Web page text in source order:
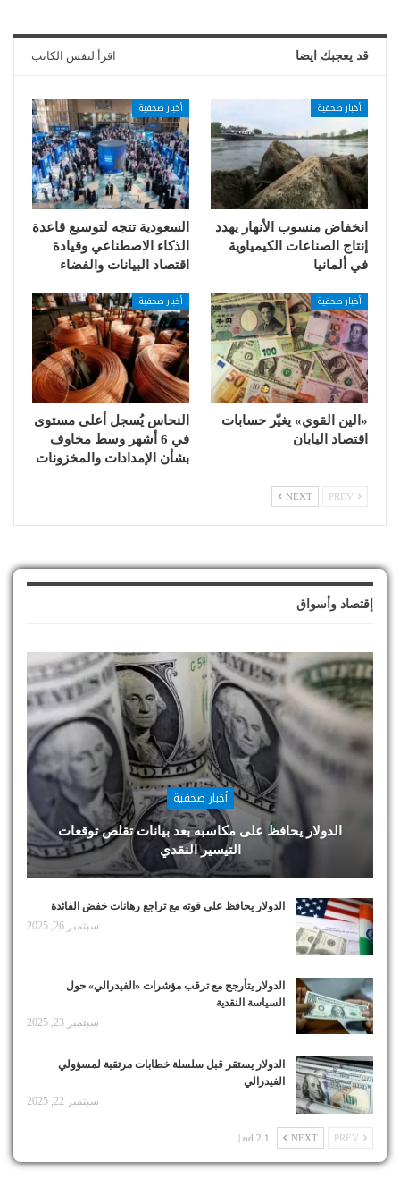
قد يعجبك ايضا اقرأ لنفس الكاتب
أخبار صحفية
انخفاض منسوب الأنهار يهدد
إنتاج الصناعات الكيمياوية
في ألمانيا
أخبار صحفية
السعودية تتجه لتوسيع قاعدة
الذكاء الاصطناعي وقيادة
اقتصاد البيانات والفضاء
أخبار صحفية
«الين القوي» يغيّر حسابات
اقتصاد اليابان
أخبار صحفية
النحاس يُسجل أعلى مستوى
في 6 أشهر وسط مخاوف
بشأن الإمدادات والمخزونات
NEXT
إقتصاد وأسواق
أخبار صحفية
الدولار يحافظ على مكاسبه بعد بيانات تقلص توقعات
التيسير النقدي
الدولار يحافظ على قوته مع تراجع رهانات خفض الفائدة
سبتمبر 26, 2025
الدولار يتأرجح مع ترقب مؤشرات «الفيدرالي» حول
السياسة النقدية
سبتمبر 23, 2025
الدولار يستقر قبل سلسلة خطابات مرتقبة لمسؤولي
الفيدرالي
سبتمبر 22, 2025
NEXT
1 od 2 |